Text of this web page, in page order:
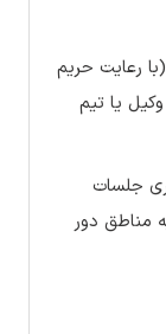
رعایت حریم
یا تیم
جلسات
مناطق دور